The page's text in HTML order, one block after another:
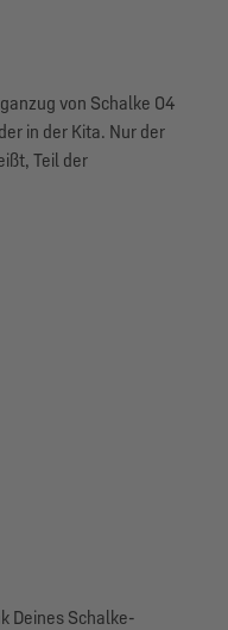
von Schalke 04
in der Kita. Nur der
Teil der
Deines Schalke-